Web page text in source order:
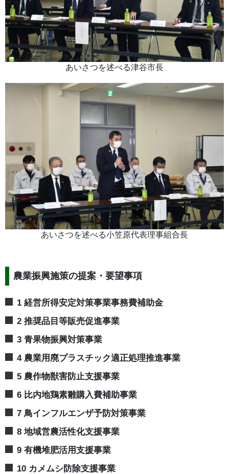
あいさつを述べる津谷市長
あいさつを述べる小笠原代表理事組合長
農業振興施策の提案・要望事項
1 経営所得安定対策事業事務費補助金
2 推奨品目等販売促進事業
3 青果物振興対策事業
4 農業用廃プラスチック適正処理推進事業
5 農作物獣害防止支援事業
6 比内地鶏素雛購入費補助事業
7 鳥インフルエンザ予防対策事業
8 地域営農活性化支援事業
9 有機堆肥活用支援事業
10 カメムシ防除支援事業